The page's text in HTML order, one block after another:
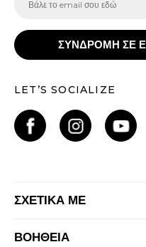
ΣΥΝΔΡΟΜΗ ΣΕ
LET’S SOCIALIZE
ΣΧΕΤΙΚΑ ΜΕ
ΒΟΗΘΕΙΑ